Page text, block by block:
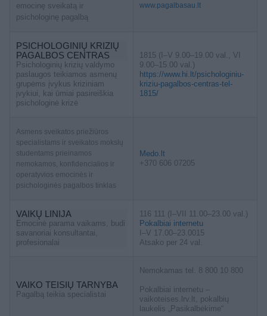
emocinę sveikatą ir
psichologinę pagalbą
www.pagalbasau.lt
PSICHOLOGINIŲ KRIZIŲ
PAGALBOS CENTRAS
Psichologinių krizių valdymo
paslaugos teikiamos asmenų
grupėms įvykus kriziniam
įvykiui, kai ūmiai pasireiškia
psichologinė krizė
1815 (I–V 9.00–19.00 val., VI
9.00–15.00 val.)
https://www.hi.lt/psichologiniu-
kriziu-pagalbos-centras-tel-
1815/
Asmens sveikatos priežiūros
specialistams ir sveikatos mokslų
studentams prieinamos
nemokamos, konfidencialios ir
operatyvios emocinės ir
psichologinės pagalbos tinklas
Medo.lt
+370 606 07205
VAIKŲ LINIJA
Emocinė parama vaikams, budi
savanoriai konsultantai,
profesionalai
116 111 (I–VII 11.00–23.00 val.)
Pokalbiai internetu
I–V 17.00–23.0015
Atsako per 24 val.
VAIKO TEISIŲ TARNYBA
Pagalbą teikia specialistai
Nemokamas tel. 8 800 10 800
Pokalbiai internetu –
vaikoteises.lrv.lt, pokalbių
laukelis „Pasikalbėkime“